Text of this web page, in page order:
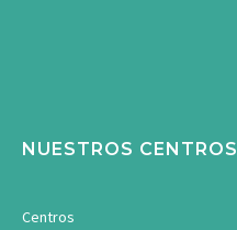
NUESTROS CENTROS
Centros